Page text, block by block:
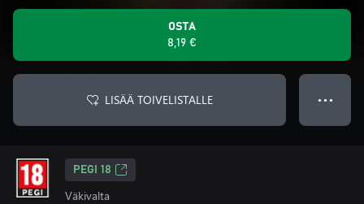
OSTA
8,19 €
LISÄÄ TOIVELISTALLE ● ● ●
PEGI 18
Väkivalta